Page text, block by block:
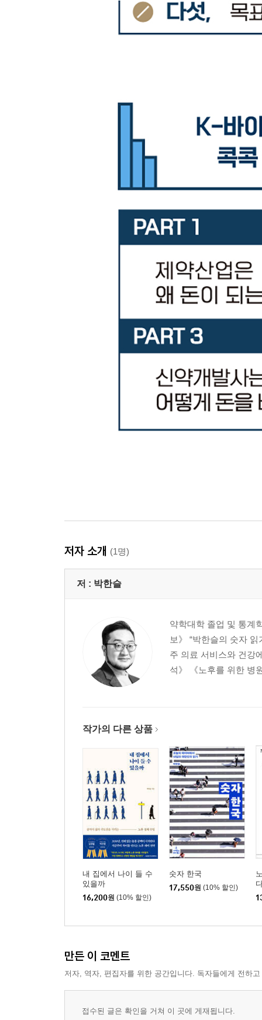
저자 소개 (1명)
저 : 박한슬
약학대학 졸업 및 통계
보》 “박한슬의 숫자
주 의료 서비스와 건강
석》 《노후를 위한 병
작가의 다른 상품
내 집에서 나이 들 수
있을까
16,200원 (10% 할인)
숫자 한국
17,550원 (10% 할인)
만든 이 코멘트
저자, 역자, 편집자를 위한 공간입니다. 독자들에게 전하
접수된 글은 확인을 거쳐 이 곳에 게재됩니다.